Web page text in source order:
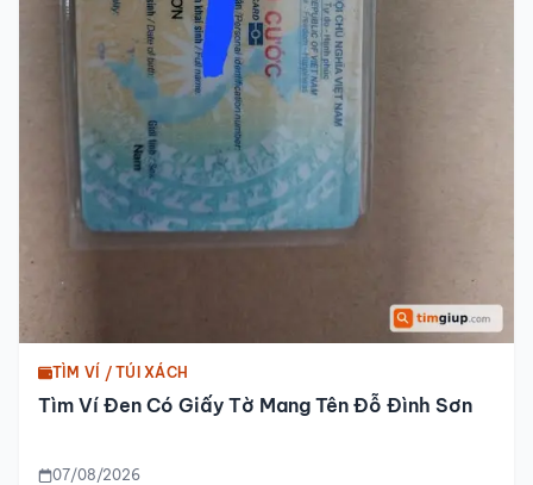
TÌM VÍ / TÚI XÁCH
Tìm Ví Đen Có Giấy Tờ Mang Tên Đỗ Đình Sơn
07/08/2026